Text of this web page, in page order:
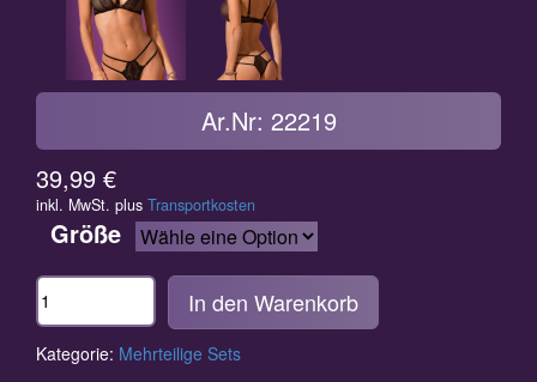
Ar.Nr: 22219
39,99 €
inkl. MwSt. plus Transportkosten
Größe
Anzahl In den Warenkorb
Kategorie: Mehrteilige Sets